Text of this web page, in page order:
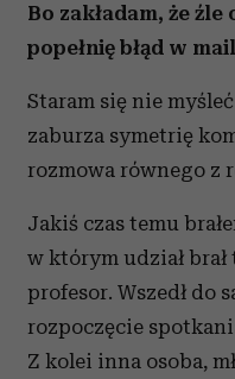
Bo zakładam, że
popełnię błąd w
Staram się nie
zaburza symetrię
rozmowa równego z
Jakiś czas temu
w którym udział
profesor. Wszedł do
rozpoczęcie
Z kolei inna osoba,